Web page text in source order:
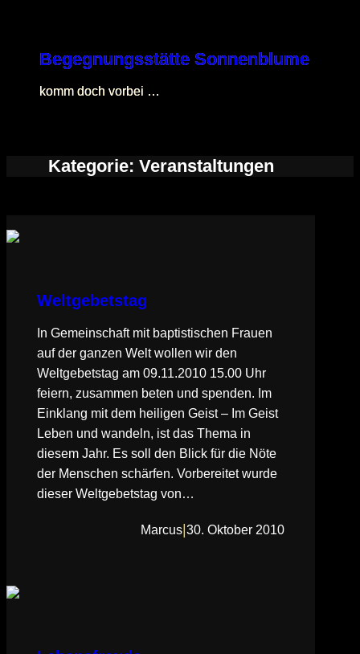
Begegnungsstätte Sonnenblume
komm doch vorbei …
Kategorie: Veranstaltungen
Weltgebetstag
In Gemeinschaft mit baptistischen Frauen
auf der ganzen Welt wollen wir den
Weltgebetstag am 09.11.2010 15.00 Uhr
feiern, zusammen beten und spenden. Im
Einklang mit dem heiligen Geist – Im Geist
Leben und wandeln, ist das Thema in
diesem Jahr. Es soll den Blick für die Nöte
der Menschen schärfen. Vorbereitet wurde
dieser Weltgebetstag von…
Marcus 30. Oktober 2010